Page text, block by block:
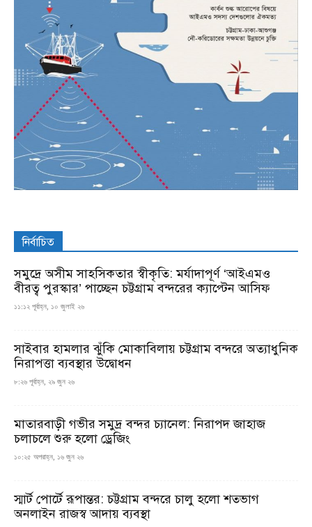
নির্বাচিত
সমুদ্রে অসীম সাহসিকতার স্বীকৃতি: মর্যাদাপূর্ণ ‘আইএমও
বীরত্ব পুরস্কার’ পাচ্ছেন চট্টগ্রাম বন্দরের ক্যাপ্টেন আসিফ
১১:১২ পূর্বাহ্ন, ১০ জুলাই ২৬
সাইবার হামলার ঝুঁকি মোকাবিলায় চট্টগ্রাম বন্দরে অত্যাধুনিক
নিরাপত্তা ব্যবস্থার উদ্বোধন
৮:২৬ পূর্বাহ্ন, ২৯ জুন ২৬
মাতারবাড়ী গভীর সমুদ্র বন্দর চ্যানেল: নিরাপদ জাহাজ
চলাচলে শুরু হলো ড্রেজিং
১০:২৫ অপরাহ্ন, ১৬ জুন ২৬
স্মার্ট পোর্টে রূপান্তর: চট্টগ্রাম বন্দরে চালু হলো শতভাগ
অনলাইন রাজস্ব আদায় ব্যবস্থা